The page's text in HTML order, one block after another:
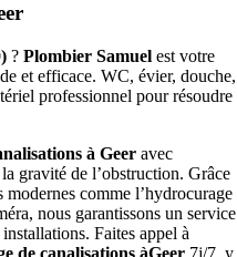
? Plombier Samuel est votre
et efficace. WC, évier, douche,
professionnel pour résoudre
à Geer avec
gravité de l’obstruction. Grâce
modernes comme l’hydrocurage
nous garantissons un service
Faites appel à
de canalisations àGeer 7j/7, y